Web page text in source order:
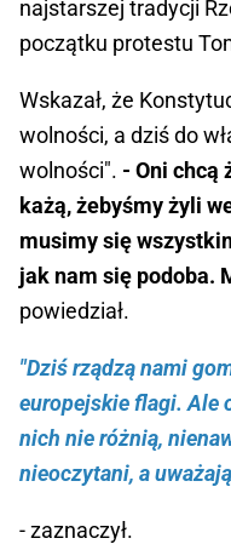
najstarszej tradycji
początku protestu
Wskazał, że
wolności, a dziś do
wolności". - Oni chcą
każą, żebyśmy żyli
musimy się
jak nam się podoba.
powiedział.
"Dziś rządzą nami
europejskie flagi. Ale
nich nie różnią,
nieoczytani, a
- zaznaczył.